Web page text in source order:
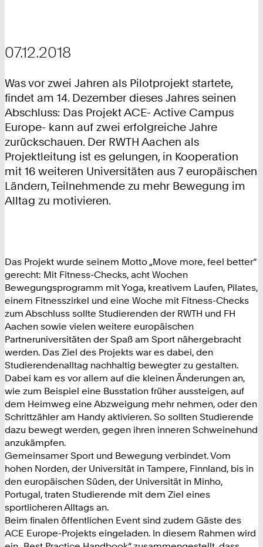
07.12.2018
Was vor zwei Jahren als Pilotprojekt startete,
findet am 14. Dezember dieses Jahres seinen
Abschluss: Das Projekt ACE- Active Campus
Europe- kann auf zwei erfolgreiche Jahre
zurückschauen. Der RWTH Aachen als
Projektleitung ist es gelungen, in Kooperation
mit 16 weiteren Universitäten aus 7 europäischen
Ländern, Teilnehmende zu mehr Bewegung im
Alltag zu motivieren.
Das Projekt wurde seinem Motto „Move more, feel better“
gerecht: Mit Fitness-Checks, acht Wochen
Bewegungsprogramm mit Yoga, kreativem Laufen, Pilates,
einem Fitnesszirkel und eine Woche mit Fitness-Checks
zum Abschluss sollte Studierenden der RWTH und FH
Aachen sowie vielen weitere europäischen
Partneruniversitäten der Spaß am Sport nähergebracht
werden. Das Ziel des Projekts war es dabei, den
Studierendenalltag nachhaltig bewegter zu gestalten.
Dabei kam es vor allem auf die kleinen Änderungen an,
wie zum Beispiel eine Busstation früher aussteigen, auf
dem Heimweg eine Abzweigung mehr nehmen, oder den
Schrittzähler am Handy aktivieren. So sollten Studierende
dazu bewegt werden, gegen ihren inneren Schweinehund
anzukämpfen.
Gemeinsamer Sport und Bewegung verbindet. Vom
hohen Norden, der Universität in Tampere, Finnland, bis in
den europäischen Süden, der Universität in Minho,
Portugal, traten Studierende mit dem Ziel eines
sportlicheren Alltags an.
Beim finalen öffentlichen Event sind zudem Gäste des
ACE Europe-Projekts eingeladen. In diesem Rahmen wird